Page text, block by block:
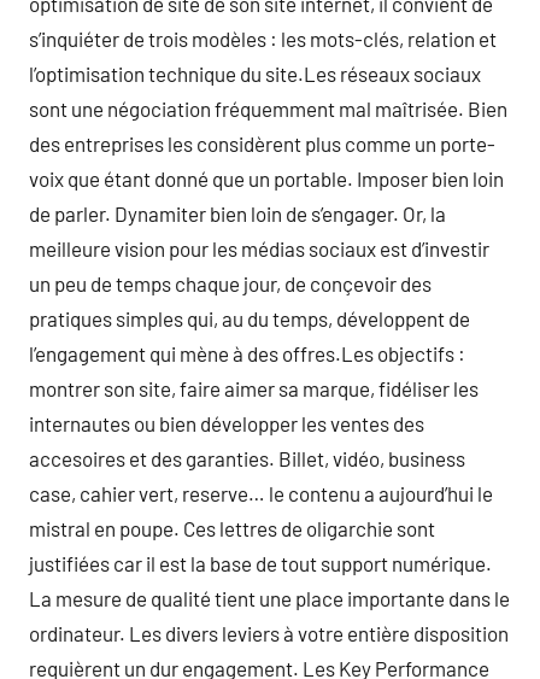
s’inquiéter de trois modèles : les mots-clés, relation et
l’optimisation technique du site.Les réseaux sociaux
sont une négociation fréquemment mal maîtrisée. Bien
des entreprises les considèrent plus comme un porte-
voix que étant donné que un portable. Imposer bien loin
de parler. Dynamiter bien loin de s’engager. Or, la
meilleure vision pour les médias sociaux est d’investir
un peu de temps chaque jour, de conçevoir des
pratiques simples qui, au du temps, développent de
l’engagement qui mène à des offres.Les objectifs :
montrer son site, faire aimer sa marque, fidéliser les
internautes ou bien développer les ventes des
accesoires et des garanties. Billet, vidéo, business
case, cahier vert, reserve… le contenu a aujourd’hui le
mistral en poupe. Ces lettres de oligarchie sont
justifiées car il est la base de tout support numérique.
La mesure de qualité tient une place importante dans le
ordinateur. Les divers leviers à votre entière disposition
requièrent un dur engagement. Les Key Performance